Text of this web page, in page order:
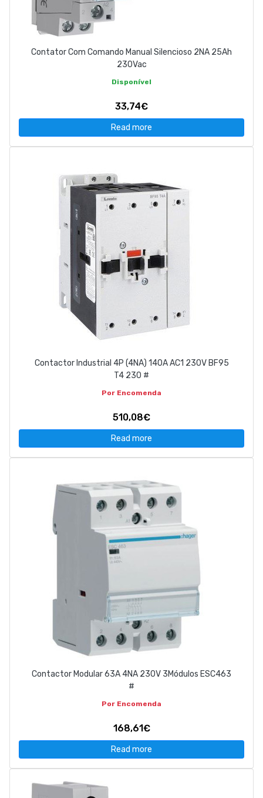
Contator Com Comando Manual Silencioso 2NA 25Ah
230Vac
Disponível
33,74€
Read more
Contactor Industrial 4P (4NA) 140A AC1 230V BF95
T4 230 #
Por Encomenda
510,08€
Read more
Contactor Modular 63A 4NA 230V 3Módulos ESC463
#
Por Encomenda
168,61€
Read more